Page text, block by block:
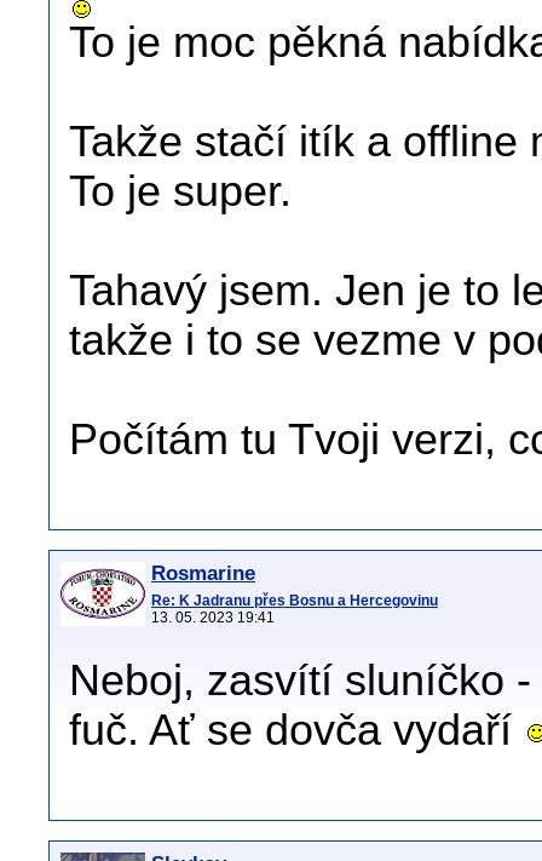
To je moc pěkná
Takže stačí itík a offline
To je super.
Tahavý jsem. Jen je to
takže i to se vezme v
Počítám tu Tvoji verzi,
Rosmarine
Re: K Jadranu přes Bosnu a Hercegovinu
13. 05. 2023 19:41
Neboj, zasvítí sluníčko
fuč. Ať se dovča vydaří